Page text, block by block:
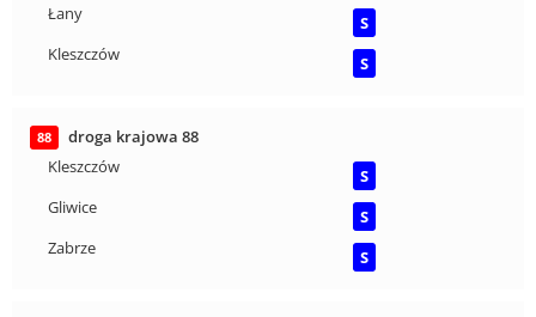
Łany
S
Kleszczów
S
88
droga krajowa 88
Kleszczów
S
Gliwice
S
Zabrze
S